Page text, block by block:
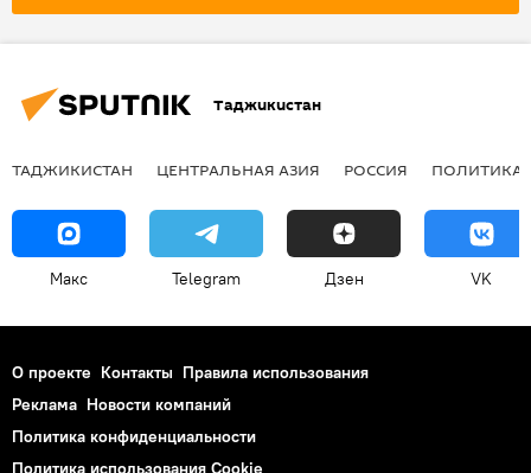
Таджикистан
ТАДЖИКИСТАН ЦЕНТРАЛЬНАЯ АЗИЯ РОССИЯ ПОЛИТИКА
Макс Telegram Дзен VK
О проекте Контакты Правила использования
Реклама Новости компаний
Политика конфиденциальности
Политика использования Cookie